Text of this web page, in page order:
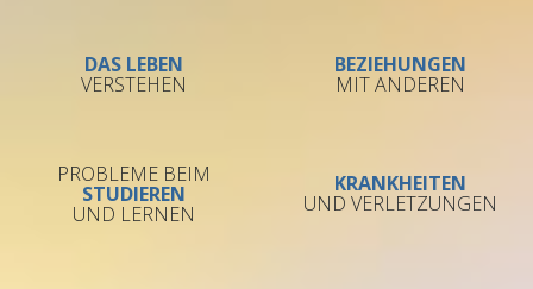
DAS LEBEN
VERSTEHEN
BEZIEHUNGEN
MIT ANDEREN
PROBLEME BEIM
STUDIEREN
UND LERNEN
KRANKHEITEN
UND VERLETZUNGEN